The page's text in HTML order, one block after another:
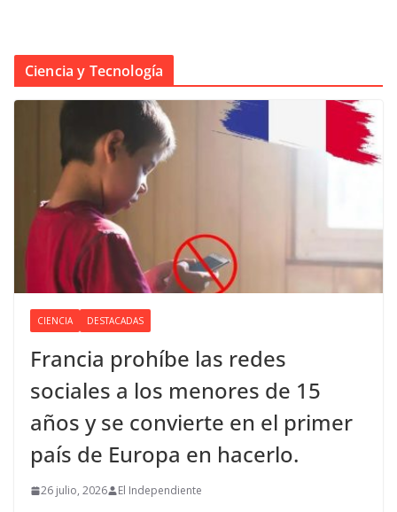
Ciencia y Tecnología
CIENCIA DESTACADAS
Francia prohíbe las redes
sociales a los menores de 15
años y se convierte en el primer
país de Europa en hacerlo.
26 julio, 2026 El Independiente